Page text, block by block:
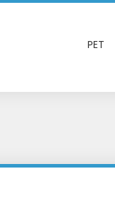
PET